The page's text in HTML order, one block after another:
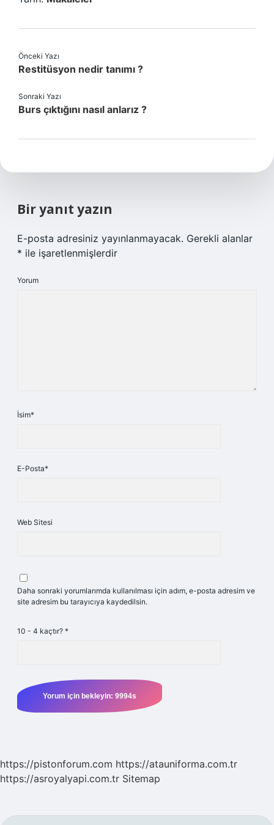
Önceki Yazı
Restitüsyon nedir tanımı ?
Sonraki Yazı
Burs çıktığını nasıl anlarız ?
Bir yanıt yazın
E-posta adresiniz yayınlanmayacak. Gerekli alanlar
* ile işaretlenmişlerdir
Yorum
İsim*
E-Posta*
Web Sitesi
Daha sonraki yorumlarımda kullanılması için adım, e-posta adresim ve
site adresim bu tarayıcıya kaydedilsin.
10 - 4 kaçtır? *
https://pistonforum.com https://atauniforma.com.tr
https://asroyalyapi.com.tr Sitemap